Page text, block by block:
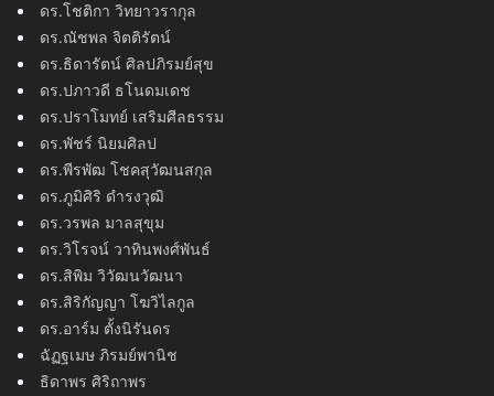
ดร.โชติกา วิทยาวรากุล
ดร.ณัชพล จิตติรัตน์
ดร.ธิดารัตน์ ศิลปภิรมย์สุข
ดร.ปภาวดี ธโนดมเดช
ดร.ปราโมทย์ เสริมศีลธรรม
ดร.พัชร์ นิยมศิลป
ดร.พีรพัฒ โชคสุวัฒนสกุล
ดร.ภูมิศิริ ดำรงวุฒิ
ดร.วรพล มาลสุขุม
ดร.วิโรจน์ วาทินพงศ์พันธ์
ดร.สิพิม วิวัฒนวัฒนา
ดร.สิริกัญญา โฆวิไลกูล
ดร.อาร์ม ตั้งนิรันดร
ฉัฏฐเมษ ภิรมย์พานิช
ธิดาพร ศิริถาพร